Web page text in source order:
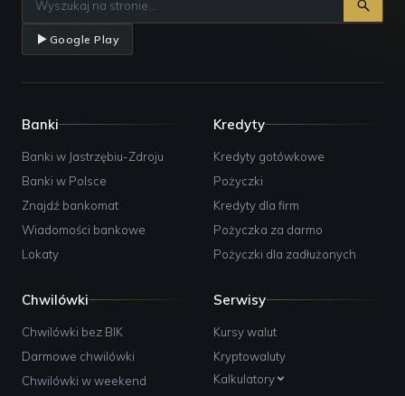
Google Play
Banki
Banki w Jastrzębiu-Zdroju
Banki w Polsce
Znajdź bankomat
Wiadomości bankowe
Lokaty
Kredyty
Kredyty gotówkowe
Pożyczki
Kredyty dla firm
Pożyczka za darmo
Pożyczki dla zadłużonych
Chwilówki
Chwilówki bez BIK
Darmowe chwilówki
Chwilówki w weekend
Serwisy
Kursy walut
Kryptowaluty
Kalkulatory